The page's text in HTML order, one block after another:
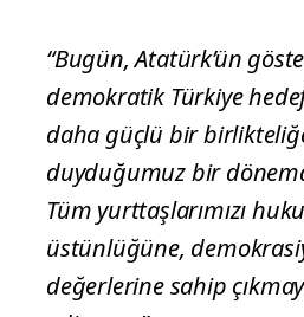
“Bugün, Atatürk’ün
demokratik Türkiye
daha güçlü bir
duyduğumuz bir
Tüm yurttaşlarımızı
üstünlüğüne,
değerlerine sahip